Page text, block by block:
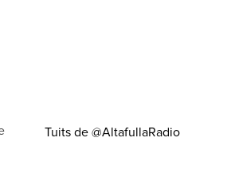
Tuits de @AltafullaRadio